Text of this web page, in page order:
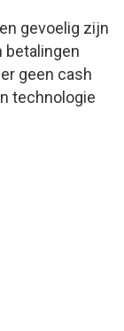
gevoelig zijn
betalingen
geen cash
technologie